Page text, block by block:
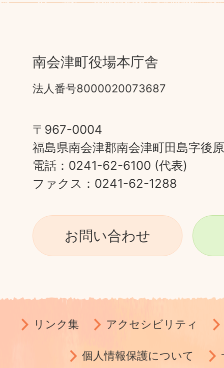
南会津町役場本庁舎
法人番号8000020073687
〒967-0004
福島県南会津郡南会津町田島字後
電話：0241-62-6100 (代表)
ファクス：0241-62-1288
お問い合わせ
リンク集 アクセシビリティ
個人情報保護について